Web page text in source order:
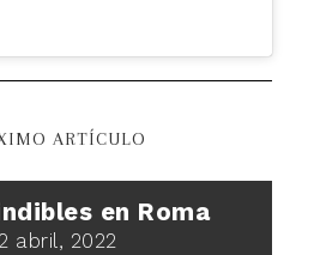
ARTÍCULO
en Roma
abril, 2022